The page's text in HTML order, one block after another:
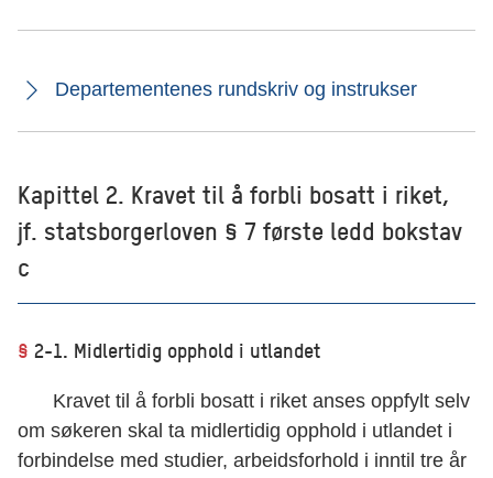
Departementenes rundskriv og instrukser
Kapittel 2. Kravet til å forbli bosatt i riket,
jf. statsborgerloven § 7 første ledd bokstav
c
§ 2-1. Midlertidig opphold i utlandet
Kravet til å forbli bosatt i riket anses oppfylt selv
om søkeren skal ta midlertidig opphold i utlandet i
forbindelse med studier, arbeidsforhold i inntil tre år